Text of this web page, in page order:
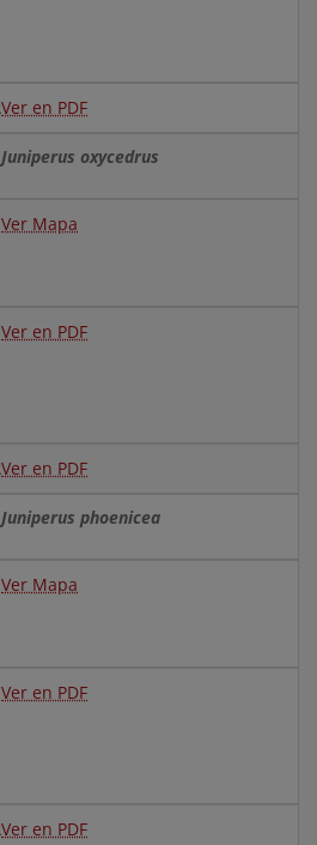
Ver en PDF
Juniperus oxycedrus
Ver Mapa
Ver en PDF
Ver en PDF
Juniperus phoenicea
Ver Mapa
Ver en PDF
Ver en PDF